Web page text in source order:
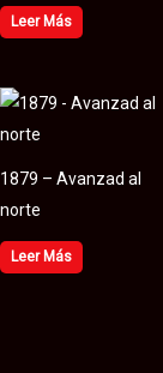
Leer Más
1879 – Avanzad al
norte
Leer Más